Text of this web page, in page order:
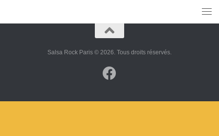
Salsa Rock Paris © 2026. Tous droits réservés.